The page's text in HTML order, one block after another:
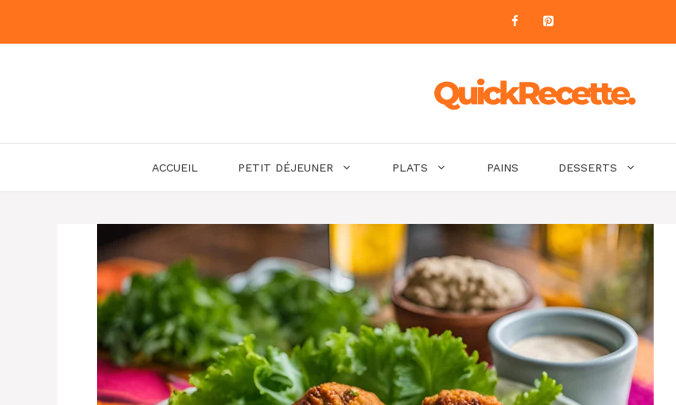
contenu
ACCUEIL PETIT DÉJEUNER PLATS PAINS DESSERTS